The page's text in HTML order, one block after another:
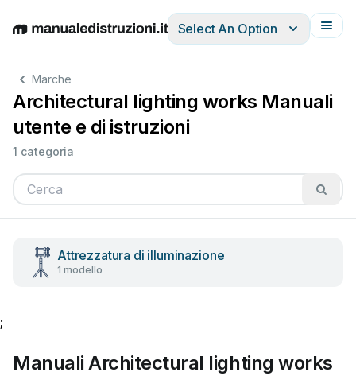
EnglishDeutschEspañolItalianoFrançais
Select An Option
Marche
Architectural lighting works Manuali
utente e di istruzioni
1 categoria
Attrezzatura di illuminazione
1 modello
;
Manuali Architectural lighting works